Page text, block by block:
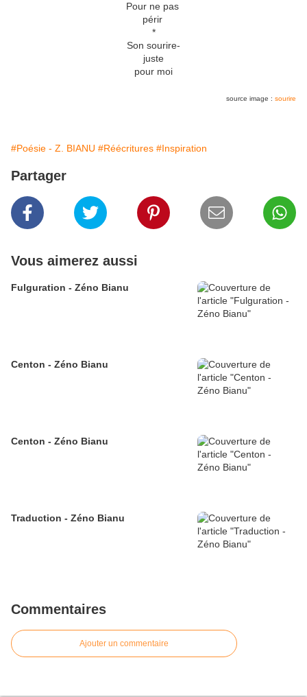
Pour ne pas
périr
*
Son sourire-
juste
pour moi
source image : sourire
#Poésie - Z. BIANU #Réécritures #Inspiration
Partager
Vous aimerez aussi
Fulguration - Zéno Bianu
Centon - Zéno Bianu
Centon - Zéno Bianu
Traduction - Zéno Bianu
Commentaires
Ajouter un commentaire